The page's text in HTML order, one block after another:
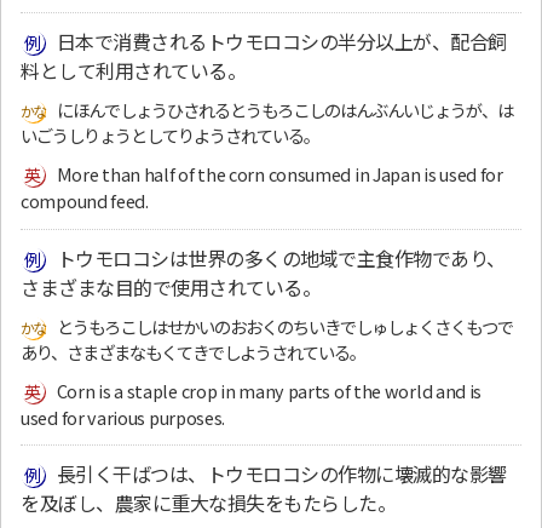
日本で消費されるトウモロコシの半分以上が、配合飼
料として利用されている。
にほんでしょうひされるとうもろこしのはんぶんいじょうが、は
いごうしりょうとしてりようされている。
More than half of the corn consumed in Japan is used for
compound feed.
トウモロコシは世界の多くの地域で主食作物であり、
さまざまな目的で使用されている。
とうもろこしはせかいのおおくのちいきでしゅしょくさくもつで
あり、さまざまなもくてきでしようされている。
Corn is a staple crop in many parts of the world and is
used for various purposes.
長引く干ばつは、トウモロコシの作物に壊滅的な影響
を及ぼし、農家に重大な損失をもたらした。